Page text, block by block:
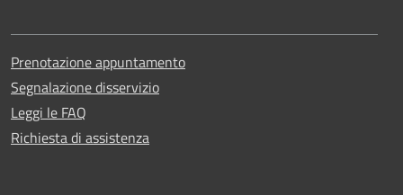
Prenotazione appuntamento
Segnalazione disservizio
Leggi le FAQ
Richiesta di assistenza